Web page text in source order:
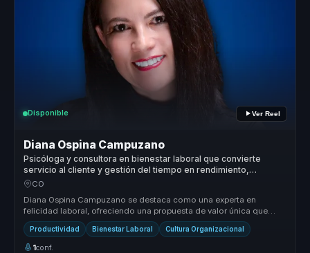
Disponible Ver Reel
Diana Ospina Campuzano
Psicóloga y consultora en bienestar laboral que convierte
servicio al cliente y gestión del tiempo en rendimiento,
equilibrio y cultura para equipos.
CO
Diana Ospina Campuzano se destaca como una experta en
felicidad laboral, ofreciendo una propuesta de valor única que
transforma culturas ...
Productividad Bienestar Laboral Cultura Organizacional
1conf.